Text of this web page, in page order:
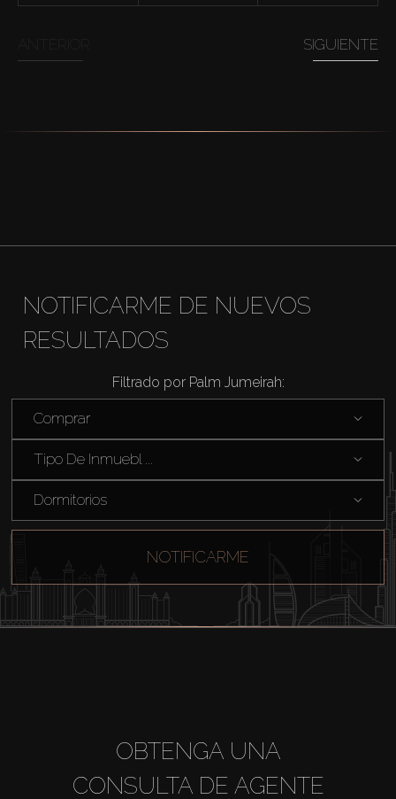
SIGUIENTE
NOTIFICARME DE NUEVOS
RESULTADOS
Filtrado por Palm Jumeirah:
Comprar
Tipo De Inmuebl ...
Dormitorios
NOTIFICARME
OBTENGA UNA
CONSULTA DE AGENTE